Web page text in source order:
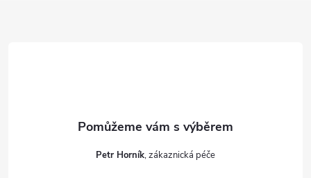
a
Petr Horník